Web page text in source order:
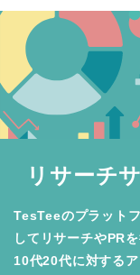
リサーチ
TesTeeのプラット
してリサーチやPR
10代20代に対する